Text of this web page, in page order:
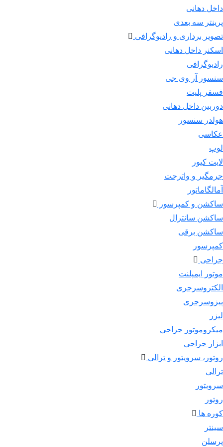
داخل دهانی
پرینتر سه بعدی
تصویر برداری و رادیوگرافی
اسکنر داخل دهانی
رادیوگرافی
سنسور آر وی جی
فسفر پلیت
دوربین داخل دهانی
هولدر سنسور
عکاسی
لوپ
لایت کیور
جرمگیر و واترجت
آمالگاماتور
ساکشن و کمپرسور
ساکشن سانترال
ساکشن برقی
کمپرسور
جراحی
موتور ایمپلنت
الکتروسرجری
پیزوسرجری
لیزر
میکروموتور جراحی
ابزار جراحی
روتور، سرویتور و ترالی
ترالی
سرویتور
روتور
کوره ها
سینتر
پرسلن